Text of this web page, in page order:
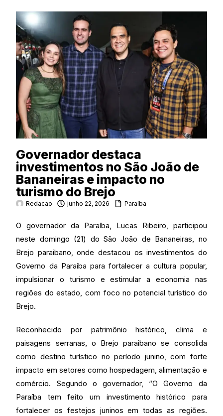
Governador destaca
investimentos no São João de
Bananeiras e impacto no
turismo do Brejo
Redacao junho 22, 2026 Paraíba
O governador da Paraíba, Lucas Ribeiro, participou
neste domingo (21) do São João de Bananeiras, no
Brejo paraibano, onde destacou os investimentos do
Governo da Paraíba para fortalecer a cultura popular,
impulsionar o turismo e estimular a economia nas
regiões do estado, com foco no potencial turístico do
Brejo.
Reconhecido por patrimônio histórico, clima e
paisagens serranas, o Brejo paraibano se consolida
como destino turístico no período junino, com forte
impacto em setores como hospedagem, alimentação e
comércio. Segundo o governador, “O Governo da
Paraíba tem feito um investimento histórico para
fortalecer os festejos juninos em todas as regiões.